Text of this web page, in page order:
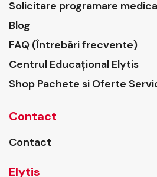
Solicitare programare
Blog
FAQ (Întrebări frecvente)
Centrul Educațional Elytis
Shop Pachete si Oferte
Contact
Contact
Elytis